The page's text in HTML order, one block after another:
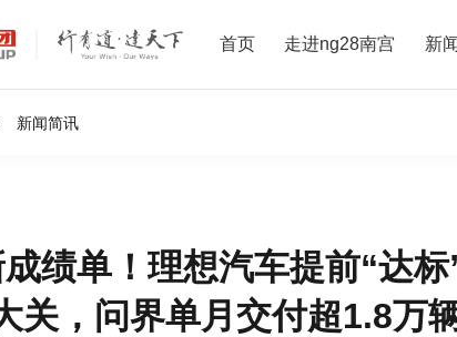
首页 走进ng28南宫 新
新闻简讯
绩单！理想汽车提前“达
关，问界单月交付超1.8万